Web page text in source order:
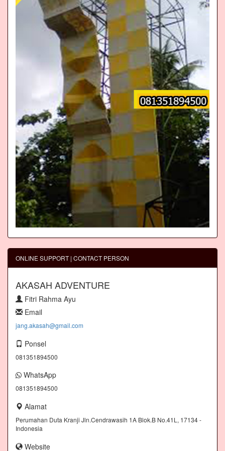
ONLINE SUPPORT | CONTACT PERSON
AKASAH ADVENTURE
Fitri Rahma Ayu
Email
jang.akasah@gmail.com
Ponsel
081351894500
WhatsApp
081351894500
Alamat
Perumahan Duta Kranji Jln.Cendrawasih 1A Blok.B No.41L, 17134 -
Indonesia
Website